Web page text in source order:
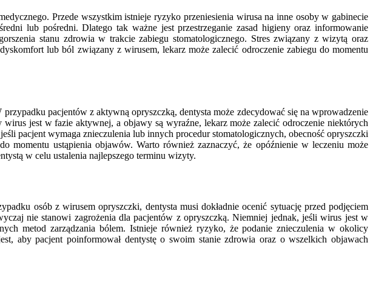
Przede wszystkim istnieje ryzyko przeniesienia wirusa na inne osoby w gabinecie
lub pośredni. Dlatego tak ważne jest przestrzeganie zasad higieny oraz informowanie
stanu zdrowia w trakcie zabiegu stomatologicznego. Stres związany z wizytą oraz
lub ból związany z wirusem, lekarz może zalecić odroczenie zabiegu do momentu
pacjentów z aktywną opryszczką, dentysta może zdecydować się na wprowadzenie
jest w fazie aktywnej, a objawy są wyraźne, lekarz może zalecić odroczenie niektórych
pacjent wymaga znieczulenia lub innych procedur stomatologicznych, obecność opryszczki
momentu ustąpienia objawów. Warto również zaznaczyć, że opóźnienie w leczeniu może
w celu ustalenia najlepszego terminu wizyty.
osób z wirusem opryszczki, dentysta musi dokładnie ocenić sytuację przed podjęciem
nie stanowi zagrożenia dla pacjentów z opryszczką. Niemniej jednak, jeśli wirus jest w
metod zarządzania bólem. Istnieje również ryzyko, że podanie znieczulenia w okolicy
aby pacjent poinformował dentystę o swoim stanie zdrowia oraz o wszelkich objawach